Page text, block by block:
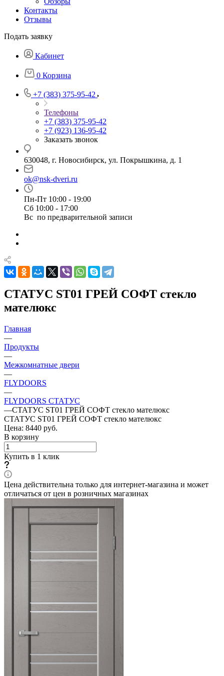
Контакты
Отзывы
Подать заявку
Кабинет
0 Корзина
+7 (383) 375-95-42
Телефоны
+7 (383) 375-95-42
+7 (923) 136-95-42
Заказать звонок
630048, г. Новосибирск, ул. Покрышкина, д. 1
ok@nsk-dveri.ru
Пн-Пт 10:00 - 19:00
Сб 10:00 - 17:00
Вс по предварительной записи
СТАТУС ST01 ГРЕЙ СОФТ стекло
мателюкс
Главная
—
Продукты
—
Межкомнатные двери
—
FLYDOORS
—
FLYDOORS СТАТУС
—СТАТУС ST01 ГРЕЙ СОФТ стекло мателюкс
СТАТУС ST01 ГРЕЙ СОФТ стекло мателюкс
Цена: 8440 руб.
В корзину
Купить в 1 клик
Цена действительна только для интернет-магазина и может
отличаться от цен в розничных магазинах